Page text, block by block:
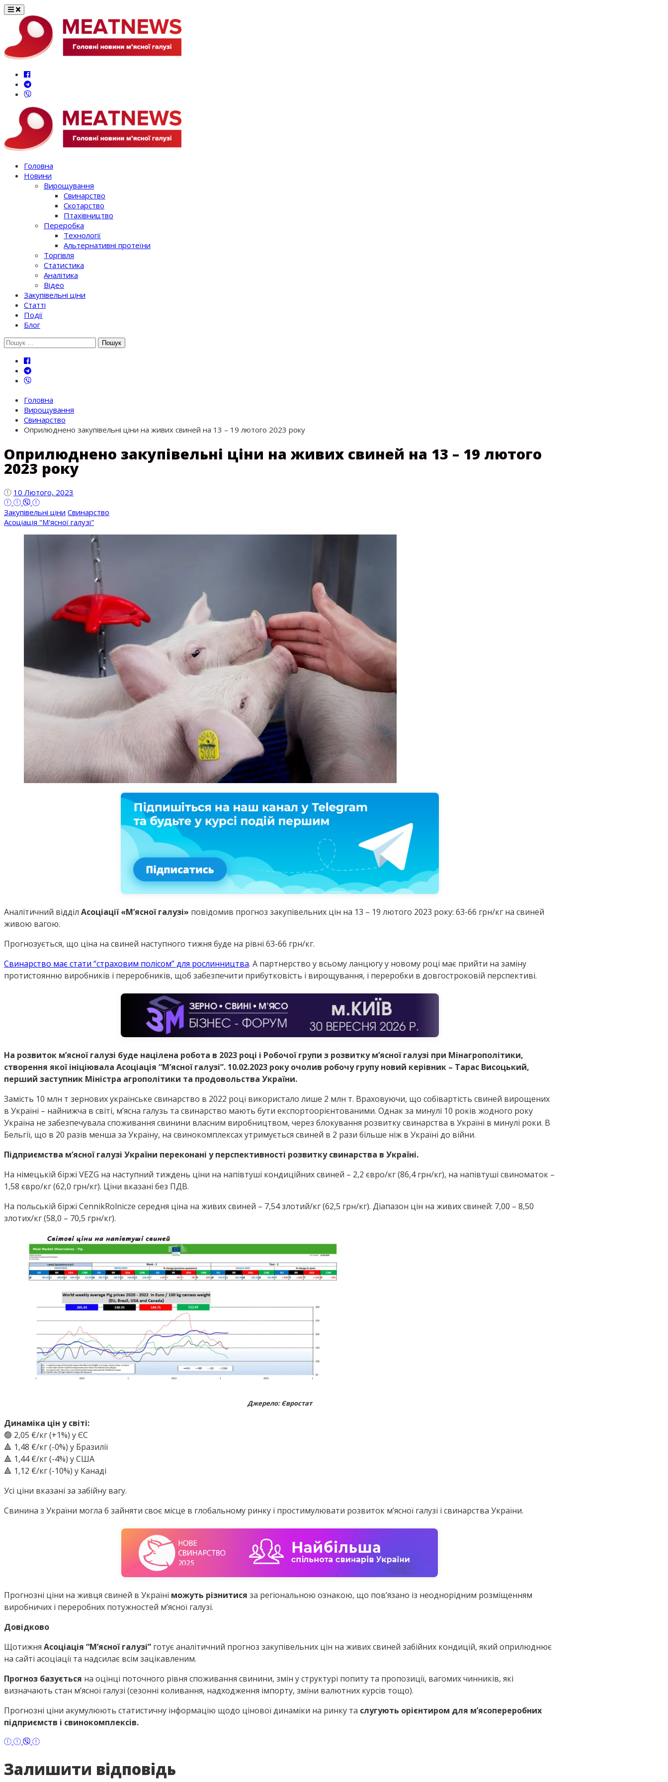
Перейти
вмісту
Головна
Новини
Вирощування
Свинарство
Скотарство
Птахівництво
Переробка
Технології
Альтернативні протеїни
Торгівля
Статистика
Аналітика
Відео
Закупівельні ціни
Статті
Події
Блог
Шукати:
Головна
Вирощування
Свинарство
Оприлюднено закупівельні ціни на живих свиней на 13 – 19 лютого 2023 року
Оприлюднено закупівельні ціни на живих свиней на 13 – 19 лютого
2023 року
10 Лютого, 2023
Закупівельні ціни Свинарство
Асоціація "М'ясної галузі"
Аналітичний відділ Асоціації «М’ясної галузі» повідомив прогноз закупівельних цін на 13 – 19 лютого 2023 року: 63-66 грн/кг на свиней
живою вагою.
Прогнозується, що ціна на свиней наступного тижня буде на рівні 63-66 грн/кг.
Свинарство має стати “страховим полісом” для рослинництва. А партнерство у всьому ланцюгу у новому році має прийти на заміну
протистоянню виробників і переробників, щоб забезпечити прибутковість і вирощування, і переробки в довгостроковій перспективі.
На розвиток мʼясної галузі буде націлена робота в 2023 році і Робочої групи з розвитку мʼясної галузі при Мінагрополітики,
створення якої ініціювала Асоціація “Мʼясної галузі”. 10.02.2023 року очолив робочу групу новий керівник – Тарас Висоцький,
перший заступник Міністра агрополітики та продовольства України.
Замість 10 млн т зернових українське свинарство в 2022 році використало лише 2 млн т. Враховуючи, що собівартість свиней вирощених
в Україні – найнижча в світі, мʼясна галузь та свинарство мають бути експортоорієнтованими. Однак за минулі 10 років жодного року
Україна не забезпечувала споживання свинини власним виробництвом, через блокування розвитку свинарства в Україні в минулі роки. В
Бельгії, що в 20 разів менша за Україну, на свинокомплексах утримується свиней в 2 рази більше ніж в Україні до війни.
Підприємства мʼясної галузі України переконані у перспективності розвитку свинарства в Україні.
На німецькій біржі VEZG на наступний тиждень ціни на напівтуші кондиційних свиней – 2,2 євро/кг (86,4 грн/кг), на напівтуші свиноматок –
1,58 євро/кг (62,0 грн/кг). Ціни вказані без ПДВ.
На польській біржі CennikRolnicze середня ціна на живих свиней – 7,54 злотий/кг (62,5 грн/кг). Діапазон цін на живих свиней: 7,00 – 8,50
злотих/кг (58,0 – 70,5 грн/кг).
Джерело: Євростат
Динаміка цін у світі:
🟢 2,05 €/кг (+1%) у ЄС
🔺 1,48 €/кг (-0%) у Бразилії
🔺 1,44 €/кг (-4%) у США
🔺 1,12 €/кг (-10%) у Канаді
Усі ціни вказані за забійну вагу.
Свинина з України могла б зайняти своє місце в глобальному ринку і простимулювати розвиток мʼясної галузі і свинарства України.
Прогнозні ціни на живця свиней в Україні можуть різнитися за регіональною ознакою, що пов’язано із неоднорідним розміщенням
виробничих і переробних потужностей м’ясної галузі.
Довідково
Щотижня Асоціація “М’ясної галузі” готує аналітичний прогноз закупівельних цін на живих свиней забійних кондицій, який оприлюднює
на сайті асоціації та надсилає всім зацікавленим.
Прогноз базується на оцінці поточного рівня споживання свинини, змін у структурі попиту та пропозиції, вагомих чинників, які
визначають стан м’ясної галузі (сезонні коливання, надходження імпорту, зміни валютних курсів тощо).
Прогнозні ціни акумулюють статистичну інформацію щодо цінової динаміки на ринку та слугують орієнтиром для м’ясопереробних
підприємств і свинокомплексів.
Залишити відповідь